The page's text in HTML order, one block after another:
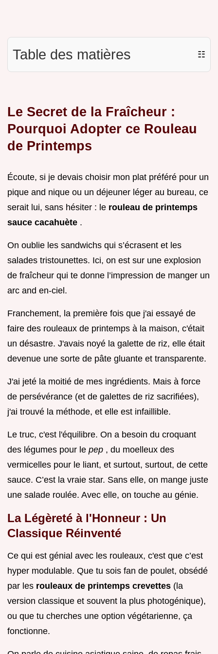
Table des matières ☷
Le Secret de la Fraîcheur :
Pourquoi Adopter ce Rouleau
de Printemps
Écoute, si je devais choisir mon plat préféré pour un
pique and nique ou un déjeuner léger au bureau, ce
serait lui, sans hésiter : le rouleau de printemps
sauce cacahuète .
On oublie les sandwichs qui s’écrasent et les
salades tristounettes. Ici, on est sur une explosion
de fraîcheur qui te donne l’impression de manger un
arc and en-ciel.
Franchement, la première fois que j'ai essayé de
faire des rouleaux de printemps à la maison, c'était
un désastre. J'avais noyé la galette de riz, elle était
devenue une sorte de pâte gluante et transparente.
J'ai jeté la moitié de mes ingrédients. Mais à force
de persévérance (et de galettes de riz sacrifiées),
j'ai trouvé la méthode, et elle est infaillible.
Le truc, c'est l'équilibre. On a besoin du croquant
des légumes pour le pep , du moelleux des
vermicelles pour le liant, et surtout, surtout, de cette
sauce. C’est la vraie star. Sans elle, on mange juste
une salade roulée. Avec elle, on touche au génie.
La Légèreté à l'Honneur : Un
Classique Réinventé
Ce qui est génial avec les rouleaux, c'est que c’est
hyper modulable. Que tu sois fan de poulet, obsédé
par les rouleaux de printemps crevettes (la
version classique et souvent la plus photogénique),
ou que tu cherches une option végétarienne, ça
fonctionne.